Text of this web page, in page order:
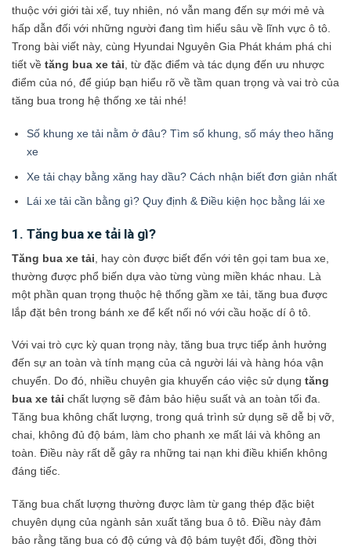
thuộc với giới tài xế, tuy nhiên, nó vẫn mang đến sự mới mẻ và
hấp dẫn đối với những người đang tìm hiểu sâu về lĩnh vực ô tô.
Trong bài viết này, cùng Hyundai Nguyên Gia Phát khám phá chi
tiết về tăng bua xe tải, từ đặc điểm và tác dụng đến ưu nhược
điểm của nó, để giúp bạn hiểu rõ về tầm quan trọng và vai trò của
tăng bua trong hệ thống xe tải nhé!
Số khung xe tải nằm ở đâu? Tìm số khung, số máy theo hãng
xe
Xe tải chạy bằng xăng hay dầu? Cách nhận biết đơn giản nhất
Lái xe tải cần bằng gì? Quy định & Điều kiện học bằng lái xe
1. Tăng bua xe tải là gì?
Tăng bua xe tải , hay còn được biết đến với tên gọi tam bua xe,
thường được phổ biến dựa vào từng vùng miền khác nhau. Là
một phần quan trọng thuộc hệ thống gầm xe tải, tăng bua được
lắp đặt bên trong bánh xe để kết nối nó với cầu hoặc dí ô tô.
Với vai trò cực kỳ quan trọng này, tăng bua trực tiếp ảnh hưởng
đến sự an toàn và tính mạng của cả người lái và hàng hóa vận
chuyển. Do đó, nhiều chuyên gia khuyến cáo việc sử dụng tăng
bua xe tải chất lượng sẽ đảm bảo hiệu suất và an toàn tối đa.
Tăng bua không chất lượng, trong quá trình sử dụng sẽ dễ bị vỡ,
chai, không đủ độ bám, làm cho phanh xe mất lái và không an
toàn. Điều này rất dễ gây ra những tai nạn khi điều khiển không
đáng tiếc.
Tăng bua chất lượng thường được làm từ gang thép đặc biệt
chuyên dụng của ngành sản xuất tăng bua ô tô. Điều này đảm
bảo rằng tăng bua có độ cứng và độ bám tuyệt đối, đồng thời